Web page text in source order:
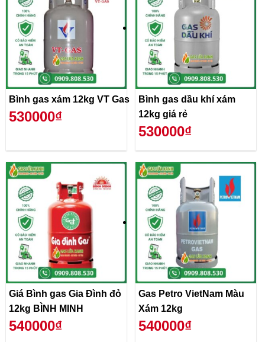
Bình gas xám 12kg VT Gas
530000₫
Bình gas dầu khí xám
12kg giá rẻ
530000₫
Giá Bình gas Gia Đình đỏ
12kg BÌNH MINH
540000₫
Gas Petro VietNam Màu
Xám 12kg
540000₫